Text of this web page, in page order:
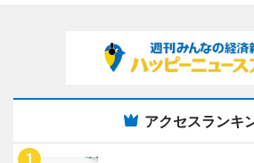
アクセスランキ